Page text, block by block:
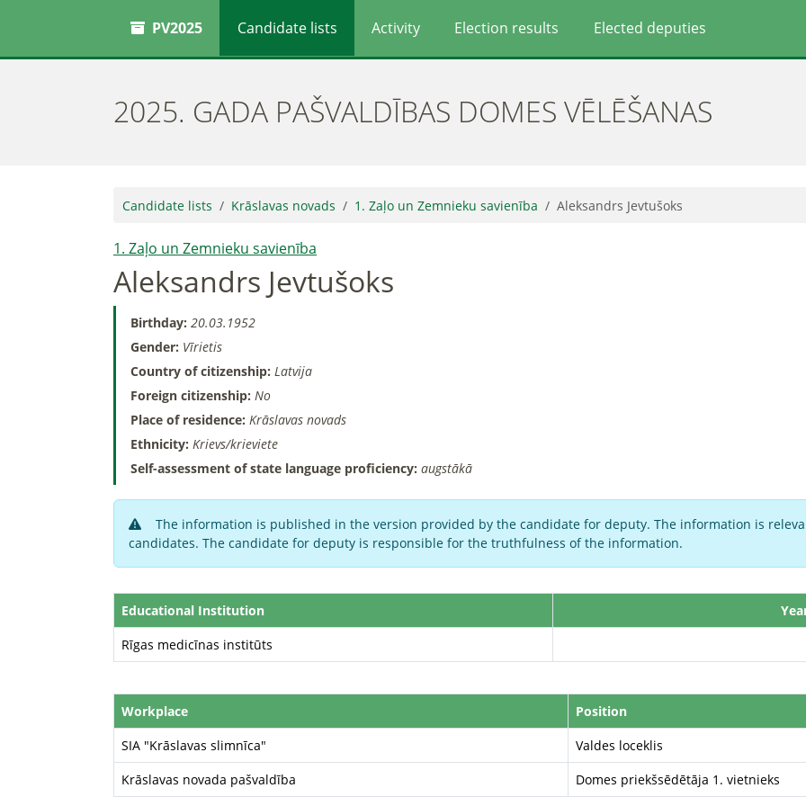
PV2025 Candidate lists Activity Election results Elected deputies
2025. GADA PAŠVALDĪBAS DOMES VĒLĒŠANAS
Candidate lists Krāslavas novads 1. Zaļo un Zemnieku savienība Aleksandrs Jevtušoks
1. Zaļo un Zemnieku savienība
Aleksandrs Jevtušoks
Birthday: 20.03.1952
Gender: Vīrietis
Country of citizenship: Latvija
Foreign citizenship: No
Place of residence: Krāslavas novads
Ethnicity: Krievs/krieviete
Self-assessment of state language proficiency: augstākā
The information is published in the version provided by the candidate for deputy. The information is
candidates. The candidate for deputy is responsible for the truthfulness of the information.
Educational Institution
Rīgas medicīnas institūts
Workplace
Position
SIA "Krāslavas slimnīca"
Valdes loceklis
Krāslavas novada pašvaldība
Domes priekšsēdētāja 1. vietnieks